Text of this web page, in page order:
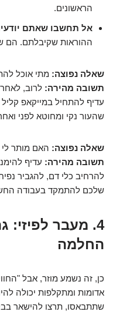
הראשונים.
אל תחשבו שאתם
ההוראות שקיבלתם. הם
שאלה נפוצה: מתי אוכל
תשובה מהירה:
עדיף להתחיל במייקאפ קליל
שהעור נקי ומחוטא לפני
שאלה נפוצה: האם מותר לי
תשובה מהירה: עדיף
להרחיב כלי דם, להגביר
שלכם להתמקד בעבודה
4. מעבר
החלמה
כן, זה נשמע מוזר, אבל
אדומות ומתקלפות יכולה
שתתבאסו, תרצו להישאר